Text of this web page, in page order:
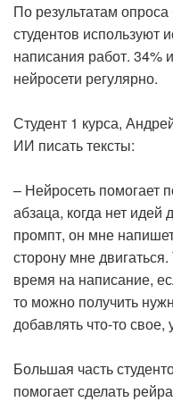
По результатам
студентов используют
написания работ. 34%
нейросети регулярно.
Студент 1 курса,
ИИ писать тексты:
– Нейросеть помогает
абзаца, когда нет идей
промпт, он мне
сторону мне
время на написание,
то можно получить
добавлять что-то
Большая часть
помогает сделать